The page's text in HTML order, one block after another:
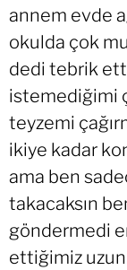
annem evde
okulda çok
dedi tebrik
istemediğimi
teyzemi
ikiye kadar
ama ben
takacaksın
göndermedi
ettiğimiz